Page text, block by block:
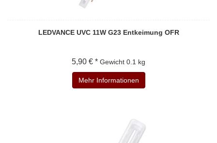
LEDVANCE UVC 11W G23 Entkeimung OFR
5,90 € * Gewicht 0.1 kg
Mehr Informationen